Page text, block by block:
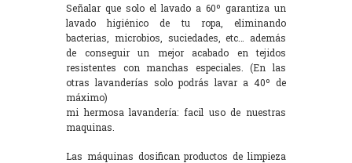
Señalar que solo el lavado a 60º garantiza un
lavado higiénico de tu ropa, eliminando
bacterias, microbios, suciedades, etc… además
de conseguir un mejor acabado en tejidos
resistentes con manchas especiales. (En las
otras lavanderías solo podrás lavar a 40º de
máximo)
mi hermosa lavandería: facil uso de nuestras
maquinas.
Las máquinas dosifican productos de limpieza